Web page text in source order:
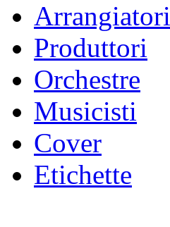
Arrangiatori
Produttori
Orchestre
Musicisti
Cover
Etichette